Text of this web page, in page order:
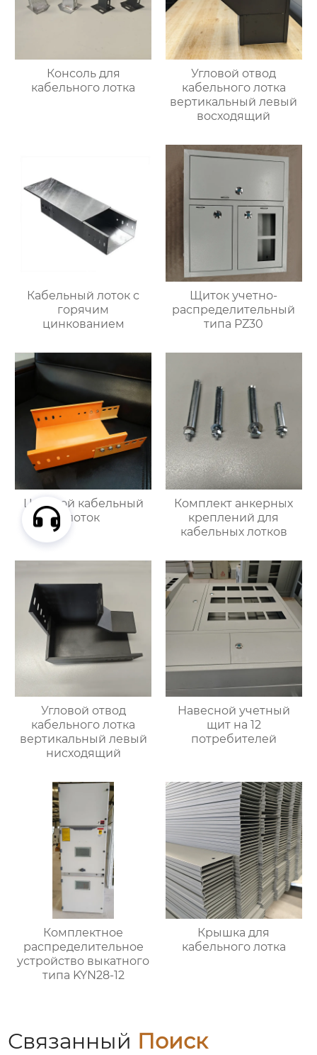
Консоль для
кабельного лотка
Угловой отвод
кабельного лотка
вертикальный левый
восходящий
Кабельный лоток с
горячим
цинкованием
Щиток учетно-
распределительный
типа PZ30
Цветной кабельный
лоток
Комплект анкерных
креплений для
кабельных лотков
Угловой отвод
кабельного лотка
вертикальный левый
нисходящий
Навесной учетный
щит на 12
потребителей
Комплектное
распределительное
устройство выкатного
типа KYN28-12
Крышка для
кабельного лотка
Связанный Поиск